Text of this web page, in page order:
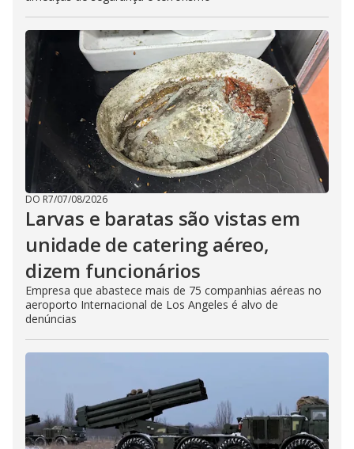
DO R7/07/08/2026
Larvas e baratas são vistas em
unidade de catering aéreo,
dizem funcionários
Empresa que abastece mais de 75 companhias aéreas no
aeroporto Internacional de Los Angeles é alvo de
denúncias